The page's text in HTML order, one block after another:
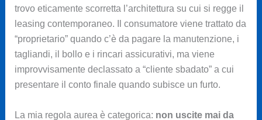
trovo eticamente scorretta l’architettura su cui si regge il
leasing contemporaneo. Il consumatore viene trattato da
“proprietario” quando c’è da pagare la manutenzione, i
tagliandi, il bollo e i rincari assicurativi, ma viene
improvvisamente declassato a “cliente sbadato” a cui
presentare il conto finale quando subisce un furto.
La mia regola aurea è categorica: non uscite mai da